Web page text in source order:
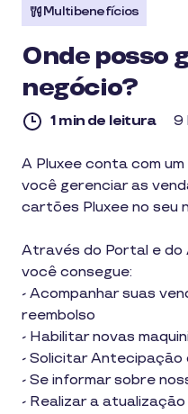
Multibenefícios
Onde posso
negócio?
1 min de leitura 9
1
de
leitura
A Pluxee conta com
você gerenciar as
cartões Pluxee no seu
Através do Portal e do
você consegue:
- Acompanhar suas
reembolso
- Habilitar novas
- Solicitar Antecipação
- Se informar sobre
- Realizar a